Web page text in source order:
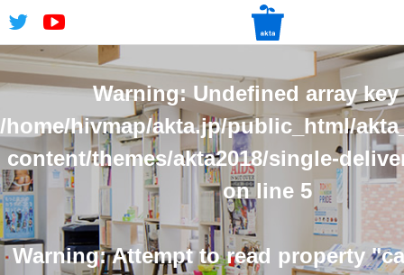
Warning: Undefined array key
/home/hivmap/akta.jp/public_html/
content/themes/akta2018/single-
on line 5
Warning: Attempt to read property